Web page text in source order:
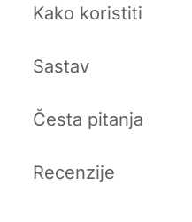
Kako koristiti
Sastav
Česta pitanja
Recenzije